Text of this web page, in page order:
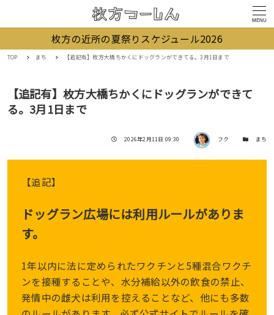
MENU
枚方の近所の夏祭りスケジュール2026
TOP まち 【追記有】枚方大橋ちかくにドッグランができてる。3月1日まで
【追記有】枚方大橋ちかくにドッグランができて
る。3月1日まで
投稿日
2026年2月11日 09:30 著者 フク カテゴリー
まち
【追記】
ドッグラン広場には利用ルールがありま
す。
1年以内に法に定められたワクチンと5種混合ワクチ
ンを接種することや、水分補給以外の飲食の禁止、
発情中の雌犬は利用を控えることなど、他にも多数